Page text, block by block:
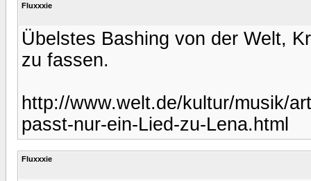
Fluxxxie
Übelstes Bashing von der Welt,
zu fassen.
http://www.welt.de/kultur/musik/
passt-nur-ein-Lied-zu-Lena.html
Fluxxxie